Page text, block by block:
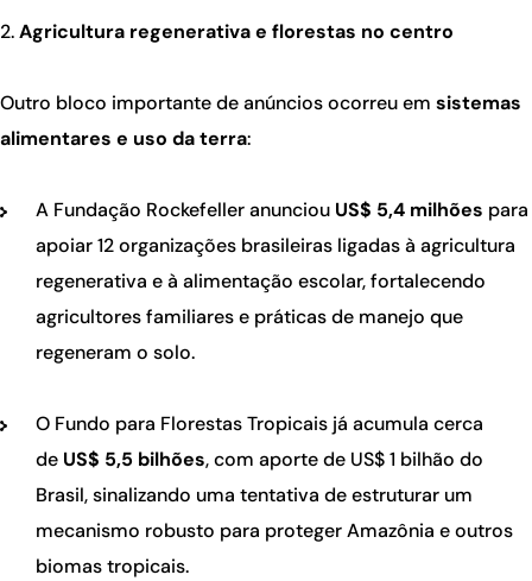
Agricultura regenerativa e florestas no centro
Outro bloco importante de anúncios ocorreu em sistemas
alimentares e uso da terra:
A Fundação Rockefeller anunciou US$ 5,4 milhões para
apoiar 12 organizações brasileiras ligadas à agricultura
regenerativa e à alimentação escolar, fortalecendo
agricultores familiares e práticas de manejo que
regeneram o solo.
O Fundo para Florestas Tropicais já acumula cerca
de US$ 5,5 bilhões, com aporte de US$ 1 bilhão do
Brasil, sinalizando uma tentativa de estruturar um
mecanismo robusto para proteger Amazônia e outros
biomas tropicais.